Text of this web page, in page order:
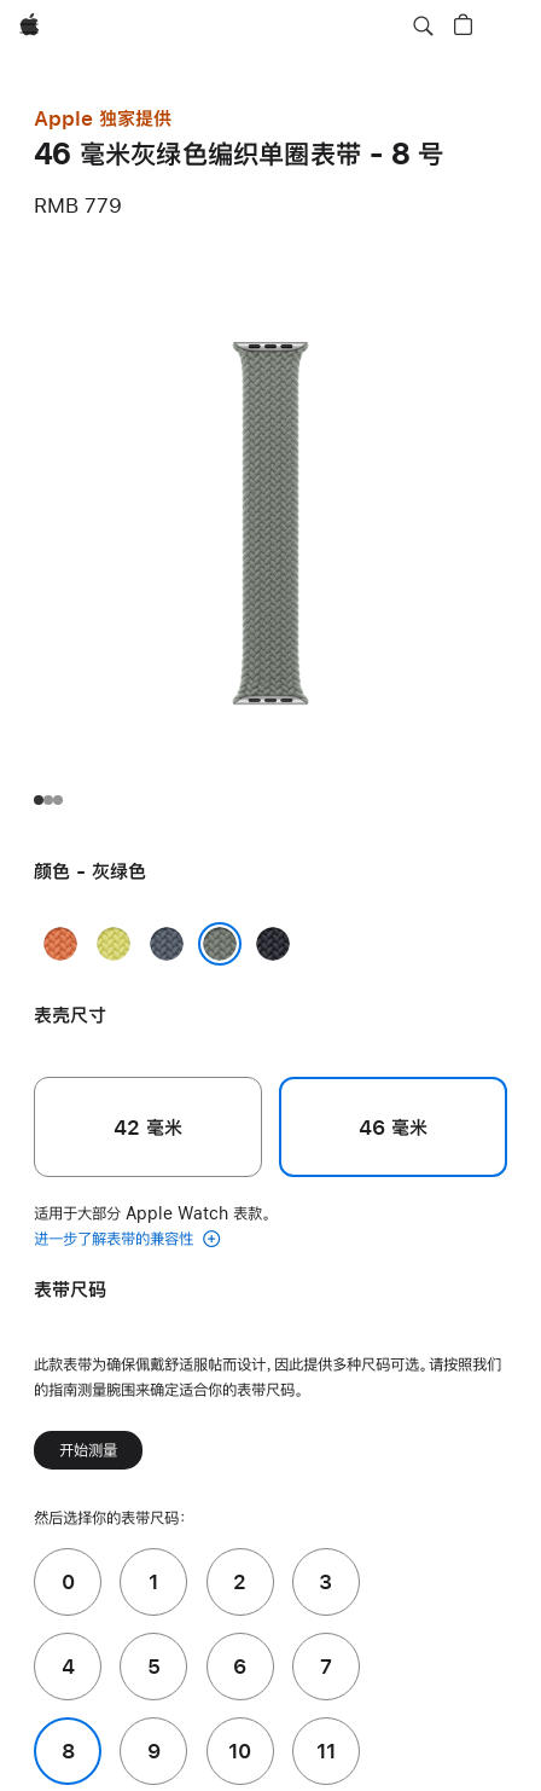
Apple
Apple 独家提供
46 毫米灰绿色编织单圈表带 - 8 号
RMB 779
颜色 - 灰绿色
姜
末
霓
黄
铁
午
表壳尺寸
42 毫米 46 毫米
适用于大部分 Apple Watch 表款。
进一步了解表带的兼容性
表带尺码
此款表带为确保佩戴舒适服帖而设计，因此提供多种尺码可选。请按照我们
的指南测量腕围来确定适合你的表带尺码。
开始测量
然后选择你的表带尺码：
0 1 2 3
4 5 6 7
8 9 10 11